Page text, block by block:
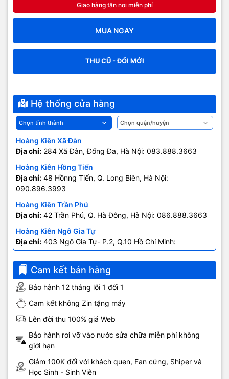
Giao hàng tận nơi miễn phí
MUA NGAY
THU CŨ - ĐỔI MỚI
Hệ thống cửa hàng
Hoàng Kiên Xã Đàn
Địa chỉ: 284 Xã Đàn, Đống Đa, Hà Nội: 083.888.3663
Hoàng Kiên Hồng Tiến
Địa chỉ: 48 Hồnng Tiến, Q. Long Biên, Hà Nội:
090.896.3993
Hoàng Kiên Trần Phú
Địa chỉ: 42 Trần Phú, Q. Hà Đông, Hà Nội: 086.888.3663
Hoàng Kiên Ngô Gia Tự
Địa chỉ: 403 Ngô Gia Tự- P.2, Q.10 Hồ Chí Minh:
0707.678.707
Cam kết bán hàng
Bảo hành 12 tháng lỗi 1 đổi 1
Cam kết không Zin tặng máy
Lên đời thu 100% giá Web
Bảo hành rơi vỡ vào nước sửa chữa miễn phí không
giới hạn
Giảm 100K đối với khách quen, Fan cứng, Shiper và
Học Sinh - Sinh Viên
So sánh
Kích thước: 143,5 x 71 x 7,5 mm
Trọng lượng:
Ngày giới thiệu:
Ngày bán:
Giá:
MÀN HÌNH
Cỡ màn hình: 4,7 inch
Độ phân giải: 750 x 1334 pixel
Mật độ điểm ảnh: 326 ppi
Công nghệ: